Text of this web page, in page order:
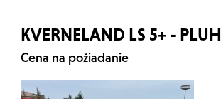
KVERNELAND LS 5+ - PLUH
Cena na požiadanie